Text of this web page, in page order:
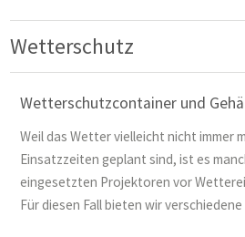
Wetterschutz
Wetterschutzcontainer und
Weil das Wetter vielleicht nicht immer
Einsatzzeiten geplant sind, ist es
eingesetzten Projektoren vor
Für diesen Fall bieten wir